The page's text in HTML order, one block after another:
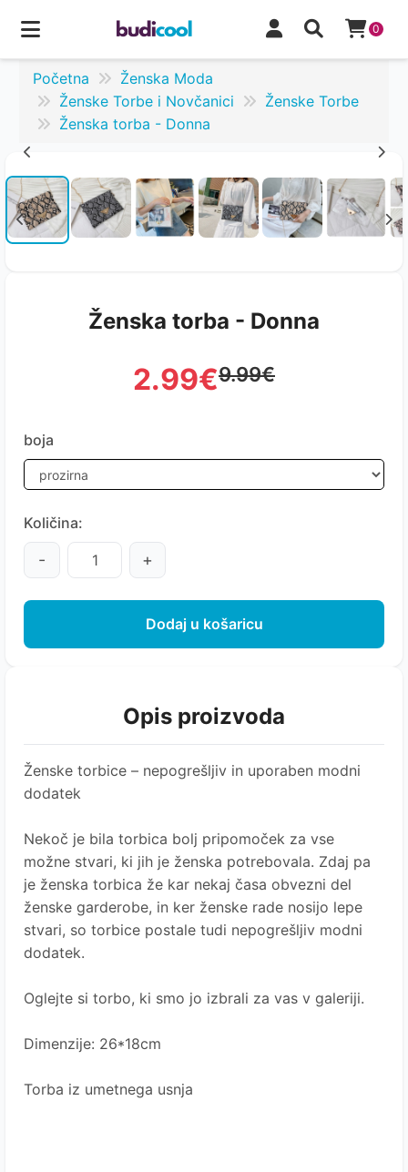
0
Početna
Ženska Moda
Ženske Torbe i Novčanici
Ženske Torbe
Ženska torba - Donna
Ženska torba - Donna
2.99€9.99€
boja
Količina:
- +
Dodaj u košaricu
Opis proizvoda
Ženske torbice – nepogrešljiv in uporaben modni
dodatek
Nekoč je bila torbica bolj pripomoček za vse
možne stvari, ki jih je ženska potrebovala. Zdaj pa
je ženska torbica že kar nekaj časa obvezni del
ženske garderobe, in ker ženske rade nosijo lepe
stvari, so torbice postale tudi nepogrešljiv modni
dodatek.
Oglejte si torbo, ki smo jo izbrali za vas v galeriji.
Dimenzije: 26*18cm
Torba iz umetnega usnja